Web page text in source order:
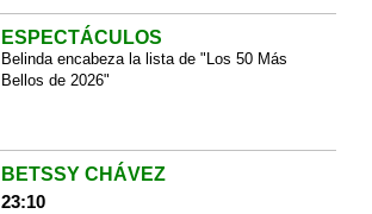
ESPECTÁCULOS
Belinda encabeza la lista de "Los 50 Más
Bellos de 2026"
BETSSY CHÁVEZ
23:10